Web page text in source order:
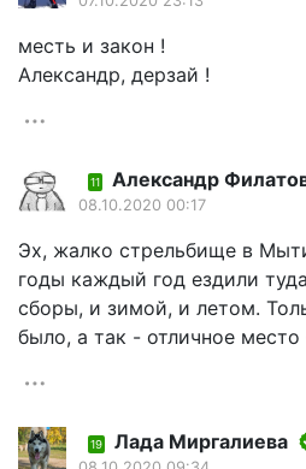
месть и закон !
Александр, дерзай !
11 Александр
08.10.2020 00:17
Эх, жалко стрельбище в
годы каждый год ездили
сборы, и зимой, и летом.
было, а так - отличное место
19 Лада Миргалиева